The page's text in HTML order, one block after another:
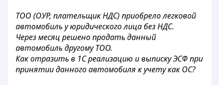
ТОО (ОУР, плательщик НДС) приобрело легковой
автомобиль у юридического лица без НДС.
Через месяц решено продать данный
автомобиль другому ТОО.
Как отразить в 1С реализацию и выписку ЭСФ при
принятии данного автомобиля к учету как ОС?